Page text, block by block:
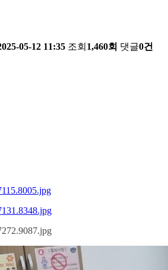
05-12 11:35 조회 1,460회 댓글0건